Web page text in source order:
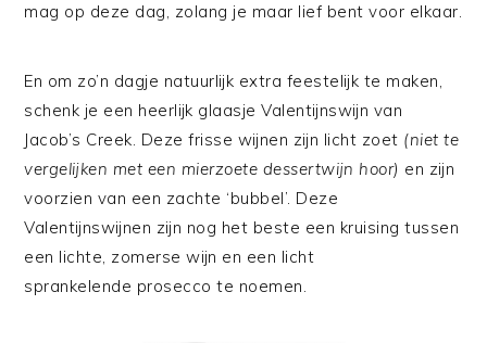
mag op deze dag, zolang je maar lief bent voor elkaar.
En om zo’n dagje natuurlijk extra feestelijk te maken,
schenk je een heerlijk glaasje Valentijnswijn van
Jacob’s Creek. Deze frisse wijnen zijn licht zoet (niet te
vergelijken met een mierzoete dessertwijn hoor) en zijn
voorzien van een zachte ‘bubbel’. Deze
Valentijnswijnen zijn nog het beste een kruising tussen
een lichte, zomerse wijn en een licht
sprankelende prosecco te noemen.